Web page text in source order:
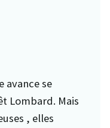
avance se
Lombard. Mais
, elles